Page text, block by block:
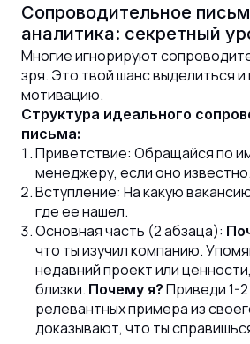
Сопроводительное
аналитика: секретный
Многие игнорируют
зря. Это твой шанс выделиться и
мотивацию.
Структура идеального
письма:
Приветствие: Обращайся по
менеджеру, если оно известно.
Вступление: На какую
где ее нашел.
Основная часть (2 абзаца):
что ты изучил компанию.
недавний проект или
близки. Почему я? Приведи 1-
релевантных примера из
доказывают, что ты